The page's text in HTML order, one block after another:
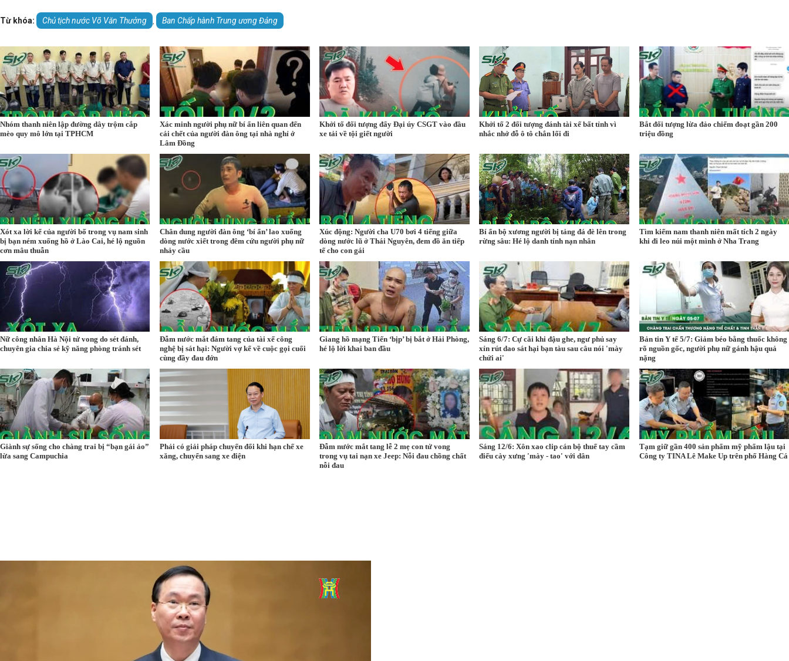
Từ khóa: Chủ tịch nước Võ Văn Thưởng , Ban Chấp hành Trung ương Đảng
Nhóm thanh niên lập đường dây trộm cắp
mèo quy mô lớn tại TPHCM
Xác minh người phụ nữ bí ẩn liên quan đến
cái chết của người đàn ông tại nhà nghỉ ở
Lâm Đồng
Khởi tố đối tượng đẩy Đại úy CSGT vào đầu
xe tải về tội giết người
Khởi tố 2 đối tượng đánh tài xế bất tỉnh vì
nhắc nhở đỗ ô tô chắn lối đi
Bắt đối tượng lừa đảo chiếm đoạt gần 200
triệu đồng
Xót xa lời kể của người bố trong vụ nam sinh
bị bạn ném xuống hồ ở Lào Cai, hé lộ nguồn
cơn mâu thuẫn
Chân dung người đàn ông ‘bí ẩn’ lao xuống
dòng nước xiết trong đêm cứu người phụ nữ
nhảy cầu
Xúc động: Người cha U70 bơi 4 tiếng giữa
dòng nước lũ ở Thái Nguyên, đem đồ ăn tiếp
tế cho con gái
Bí ẩn bộ xương người bị tảng đá đè lên trong
rừng sâu: Hé lộ danh tính nạn nhân
Tìm kiếm nam thanh niên mất tích 2 ngày
khi đi leo núi một mình ở Nha Trang
Nữ công nhân Hà Nội tử vong do sét đánh,
chuyên gia chia sẻ kỹ năng phòng tránh sét
Đẫm nước mắt đám tang của tài xế công
nghệ bị sát hại: Người vợ kể về cuộc gọi cuối
cùng đầy đau đớn
Giang hồ mạng Tiến ‘bịp’ bị bắt ở Hải Phòng,
hé lộ lời khai ban đầu
Sáng 6/7: Cự cãi khi đậu ghe, ngư phủ say
xỉn rút dao sát hại bạn tàu sau câu nói 'mày
chửi ai'
Bản tin Y tế 5/7: Giảm béo bằng thuốc không
rõ nguồn gốc, người phụ nữ gánh hậu quả
nặng
Giành sự sống cho chàng trai bị “bạn gái ảo”
lừa sang Campuchia
Phải có giải pháp chuyển đổi khi hạn chế xe
xăng, chuyển sang xe điện
Đẫm nước mắt tang lễ 2 mẹ con tử vong
trong vụ tai nạn xe Jeep: Nỗi đau chồng chất
nỗi đau
Sáng 12/6: Xôn xao clip cán bộ thuế tay cầm
điếu cày xưng 'mày - tao' với dân
Tạm giữ gần 400 sản phẩm mỹ phẩm lậu tại
Công ty TINA Lê Make Up trên phố Hàng Cá